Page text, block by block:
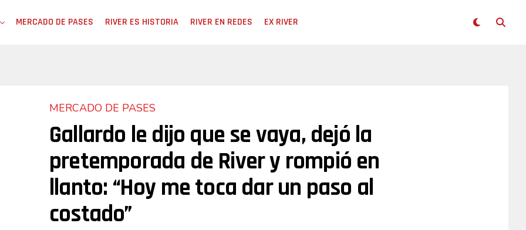
MERCADO DE PASES RIVER ES HISTORIA RIVER EN REDES EX RIVER
MERCADO DE PASES
Gallardo le dijo que se vaya, dejó la
pretemporada de River y rompió en
llanto: “Hoy me toca dar un paso al
costado”